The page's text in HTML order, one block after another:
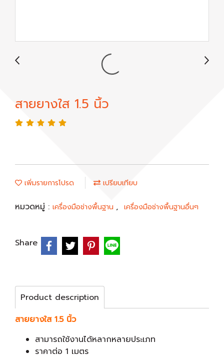
สายยางใส 1.5 นิ้ว
เพิ่มรายการโปรด เปรียบเทียบ
หมวดหมู่ : เครื่องมือช่างพื้นฐาน , เครื่องมือช่างพื้นฐานอื่นๆ
Share
Product description
สายยางใส 1.5 นิ้ว
สามารถใช้งานได้หลากหลายประเภท
ราคาต่อ 1 เมตร